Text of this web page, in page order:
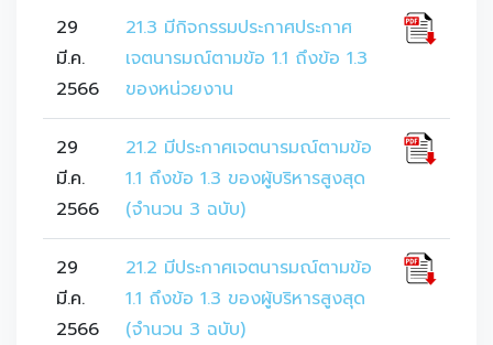
29
มี.ค.
2566
21.3 มีกิจกรรมประกาศประกาศ
เจตนารมณ์ตามข้อ 1.1 ถึงข้อ 1.3
ของหน่วยงาน
29
มี.ค.
2566
21.2 มีประกาศเจตนารมณ์ตามข้อ
1.1 ถึงข้อ 1.3 ของผู้บริหารสูงสุด
(จำนวน 3 ฉบับ)
29
มี.ค.
2566
21.2 มีประกาศเจตนารมณ์ตามข้อ
1.1 ถึงข้อ 1.3 ของผู้บริหารสูงสุด
(จำนวน 3 ฉบับ)